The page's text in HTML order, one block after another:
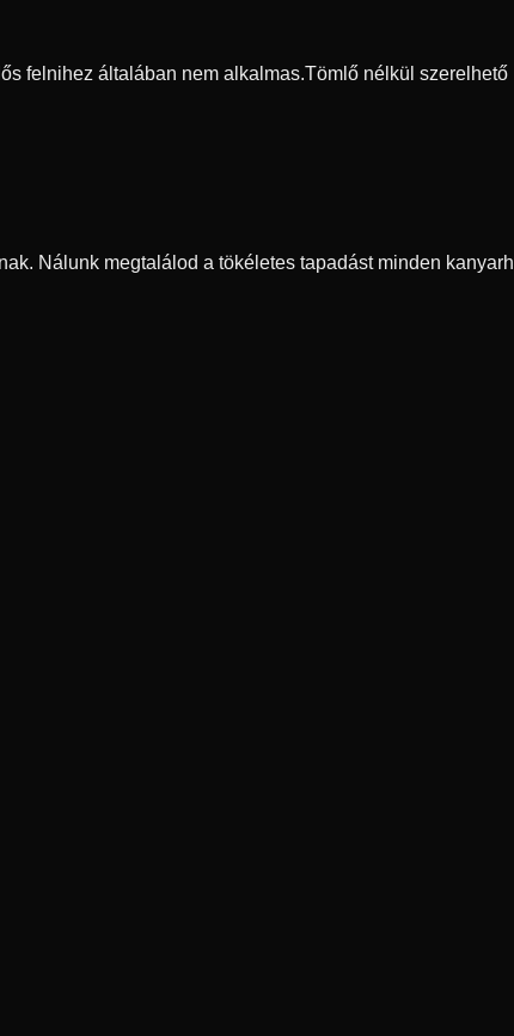
felnihez általában nem alkalmas.Tömlő nélkül szerelhető
Nálunk megtalálod a tökéletes tapadást minden